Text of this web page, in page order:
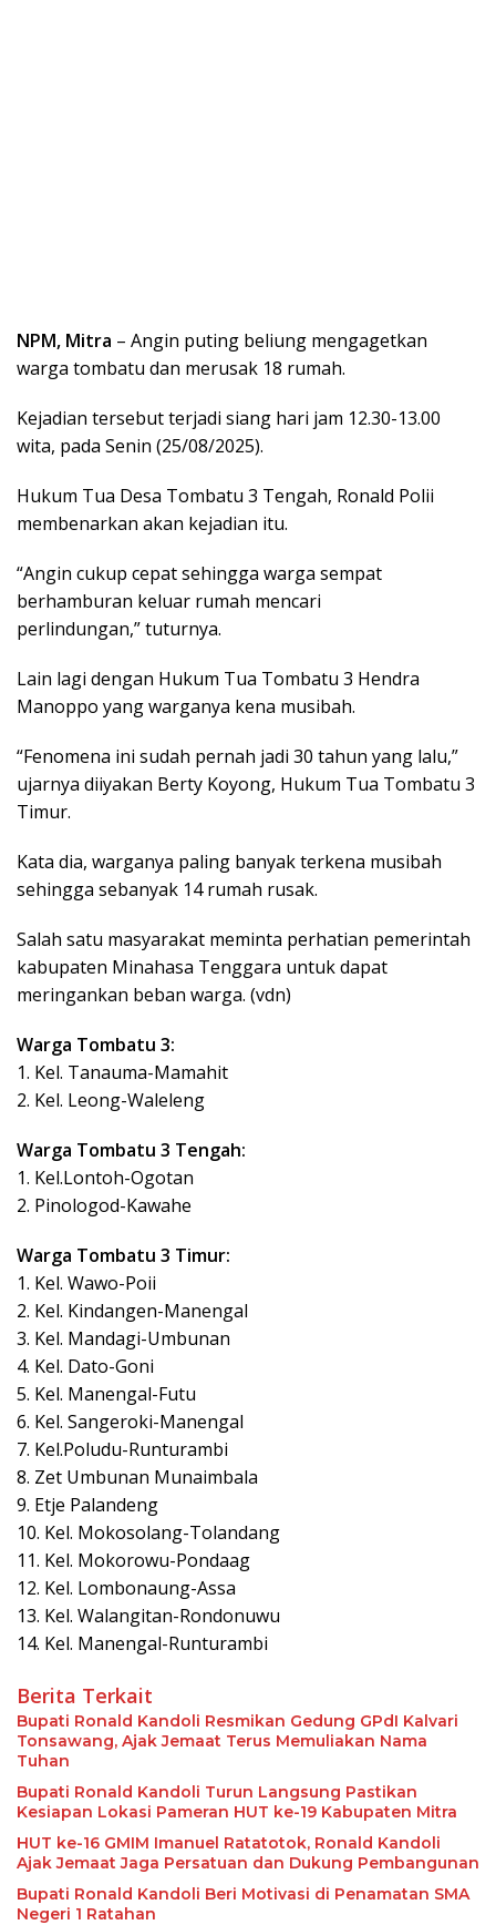
NPM, Mitra – Angin puting beliung mengagetkan
warga tombatu dan merusak 18 rumah.
Kejadian tersebut terjadi siang hari jam 12.30-13.00
wita, pada Senin (25/08/2025).
Hukum Tua Desa Tombatu 3 Tengah, Ronald Polii
membenarkan akan kejadian itu.
“Angin cukup cepat sehingga warga sempat
berhamburan keluar rumah mencari
perlindungan,” tuturnya.
Lain lagi dengan Hukum Tua Tombatu 3 Hendra
Manoppo yang warganya kena musibah.
“Fenomena ini sudah pernah jadi 30 tahun yang lalu,”
ujarnya diiyakan Berty Koyong, Hukum Tua Tombatu 3
Timur.
Kata dia, warganya paling banyak terkena musibah
sehingga sebanyak 14 rumah rusak.
Salah satu masyarakat meminta perhatian pemerintah
kabupaten Minahasa Tenggara untuk dapat
meringankan beban warga. (vdn)
Warga Tombatu 3:
1. Kel. Tanauma-Mamahit
2. Kel. Leong-Waleleng
Warga Tombatu 3 Tengah:
1. Kel.Lontoh-Ogotan
2. Pinologod-Kawahe
Warga Tombatu 3 Timur:
1. Kel. Wawo-Poii
2. Kel. Kindangen-Manengal
3. Kel. Mandagi-Umbunan
4. Kel. Dato-Goni
5. Kel. Manengal-Futu
6. Kel. Sangeroki-Manengal
7. Kel.Poludu-Runturambi
8. Zet Umbunan Munaimbala
9. Etje Palandeng
10. Kel. Mokosolang-Tolandang
11. Kel. Mokorowu-Pondaag
12. Kel. Lombonaung-Assa
13. Kel. Walangitan-Rondonuwu
14. Kel. Manengal-Runturambi
Berita Terkait
Bupati Ronald Kandoli Resmikan Gedung GPdI Kalvari
Tonsawang, Ajak Jemaat Terus Memuliakan Nama
Tuhan
Bupati Ronald Kandoli Turun Langsung Pastikan
Kesiapan Lokasi Pameran HUT ke-19 Kabupaten Mitra
HUT ke-16 GMIM Imanuel Ratatotok, Ronald Kandoli
Ajak Jemaat Jaga Persatuan dan Dukung Pembangunan
Bupati Ronald Kandoli Beri Motivasi di Penamatan SMA
Negeri 1 Ratahan